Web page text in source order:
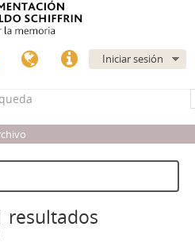
Iniciar sesión
resultados